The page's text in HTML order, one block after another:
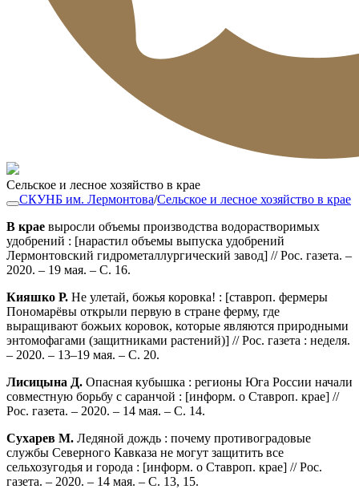
Сельское и лесное хозяйство в крае
СКУНБ им. Лермонтова/Сельское и лесное хозяйство в крае
В крае выросли объемы производства водорастворимых
удобрений : [нарастил объемы выпуска удобрений
Лермонтовский гидрометаллургический завод] // Рос. газета. –
2020. – 19 мая. – С. 16.
Кияшко Р. Не улетай, божья коровка! : [ставроп. фермеры
Пономарёвы открыли первую в стране ферму, где
выращивают божьих коровок, которые являются природными
энтомофагами (защитниками растений)] // Рос. газета : неделя.
– 2020. – 13–19 мая. – С. 20.
Лисицына Д. Опасная кубышка : регионы Юга России начали
совместную борьбу с саранчой : [информ. о Ставроп. крае] //
Рос. газета. – 2020. – 14 мая. – С. 14.
Сухарев М. Ледяной дождь : почему противоградовые
службы Северного Кавказа не могут защитить все
сельхозугодья и города : [информ. о Ставроп. крае] // Рос.
газета. – 2020. – 14 мая. – С. 13, 15.